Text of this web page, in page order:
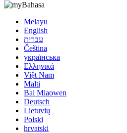
Bahasa
Melayu
English
עברית
Čeština
українська
Ελληνικά
Việt Nam
Malti
Bai Miaowen
Deutsch
Lietuvių
Polski
hrvatski